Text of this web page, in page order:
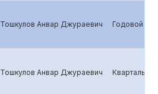
Тошкулов Анвар Джураевич Годовой
Тошкулов Анвар Джураевич